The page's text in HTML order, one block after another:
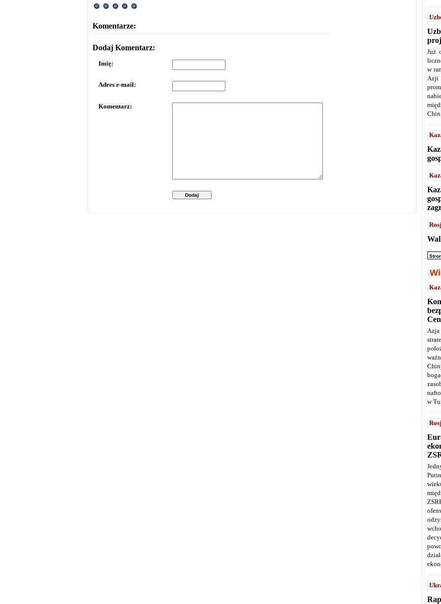
Komentarze:
Dodaj Komentarz:
Imię:
Adres e-mail:
Komentarz:
Dodaj
Już
w
Azji
w